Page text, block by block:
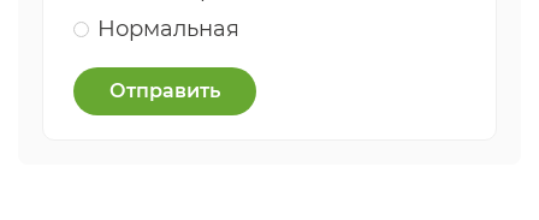
Нормальная
Отправить